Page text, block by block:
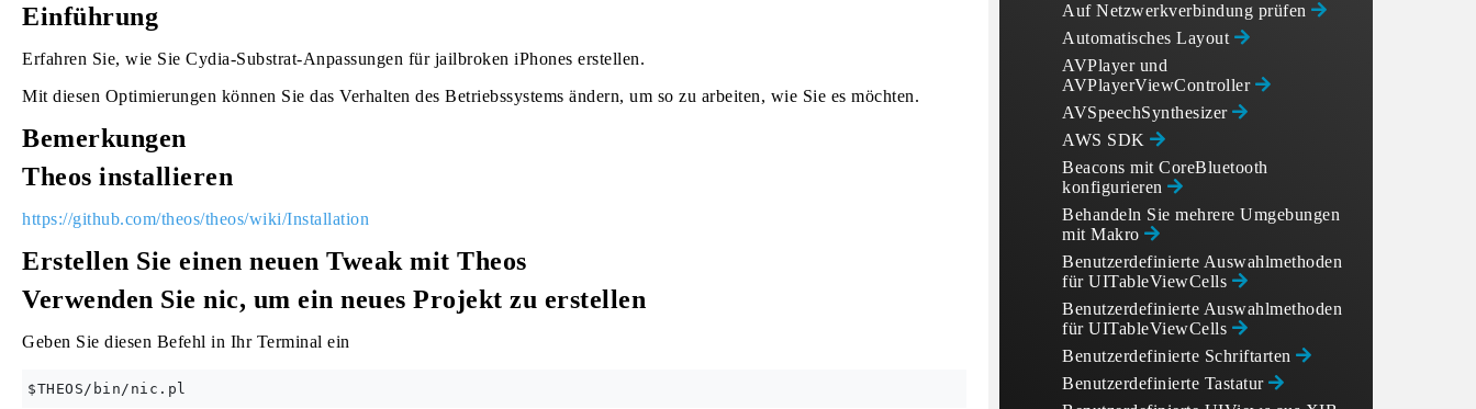
Einführung
Erfahren Sie, wie Sie Cydia-Substrat-Anpassungen für jailbroken iPhones erstellen.
Mit diesen Optimierungen können Sie das Verhalten des Betriebssystems ändern, um so zu arbeiten, wie Sie es möchten.
Bemerkungen
Theos installieren
https://github.com/theos/theos/wiki/Installation
Erstellen Sie einen neuen Tweak mit Theos
Verwenden Sie nic, um ein neues Projekt zu erstellen
Geben Sie diesen Befehl in Ihr Terminal ein
Auf Netzwerkverbindung prüfen
Automatisches Layout
AVPlayer und
AVPlayerViewController
AVSpeechSynthesizer
AWS SDK
Beacons mit CoreBluetooth
konfigurieren
Behandeln Sie mehrere Umgebungen
mit Makro
Benutzerdefinierte Auswahlmethoden
für UITableViewCells
Benutzerdefinierte Auswahlmethoden
für UITableViewCells
Benutzerdefinierte Schriftarten
Benutzerdefinierte Tastatur